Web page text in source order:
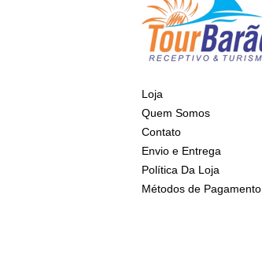
Loja
Quem Somos
Contato
Envio e Entrega
Política Da Loja
Métodos de Pagamento